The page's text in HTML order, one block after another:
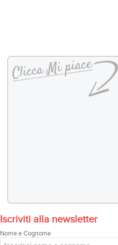
Iscriviti alla newsletter
Nome e Cognome